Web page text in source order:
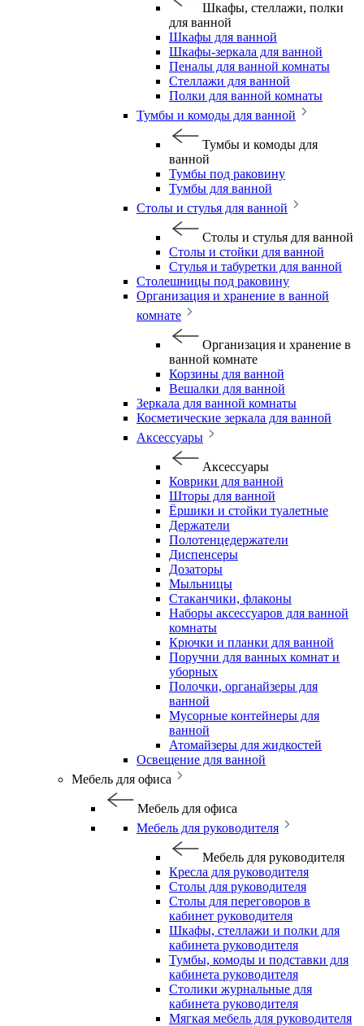
Шкафы, стеллажи, полки
для ванной
Шкафы для ванной
Шкафы-зеркала для ванной
Пеналы для ванной комнаты
Стеллажи для ванной
Полки для ванной комнаты
Тумбы и комоды для ванной
Тумбы и комоды для
ванной
Тумбы под раковину
Тумбы для ванной
Столы и стулья для ванной
Столы и стулья для ванной
Столы и стойки для ванной
Стулья и табуретки для ванной
Столешницы под раковину
Организация и хранение в ванной
комнате
Организация и хранение в
ванной комнате
Корзины для ванной
Вешалки для ванной
Зеркала для ванной комнаты
Косметические зеркала для ванной
Аксессуары
Аксессуары
Коврики для ванной
Шторы для ванной
Ёршики и стойки туалетные
Держатели
Полотенцедержатели
Диспенсеры
Дозаторы
Мыльницы
Стаканчики, флаконы
Наборы аксессуаров для ванной
комнаты
Крючки и планки для ванной
Поручни для ванных комнат и
уборных
Полочки, органайзеры для
ванной
Мусорные контейнеры для
ванной
Атомайзеры для жидкостей
Освещение для ванной
Мебель для офиса
Мебель для офиса
Мебель для руководителя
Мебель для руководителя
Кресла для руководителя
Столы для руководителя
Столы для переговоров в
кабинет руководителя
Шкафы, стеллажи и полки для
кабинета руководителя
Тумбы, комоды и подставки для
кабинета руководителя
Столики журнальные для
кабинета руководителя
Мягкая мебель для руководителя